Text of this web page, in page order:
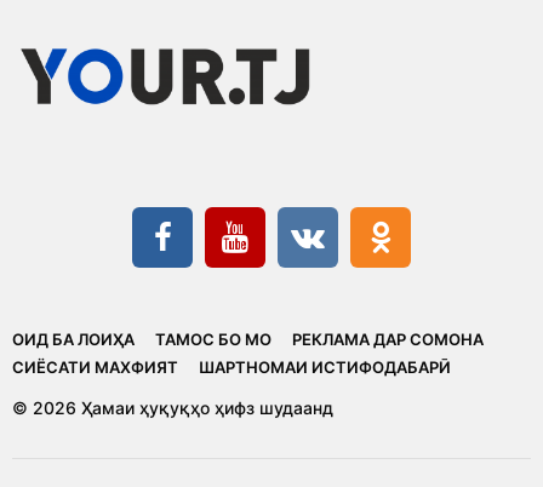
ОИД БА ЛОИҲА ТАМОС БО МО
РЕКЛАМА ДАР СОМОНА
CИЁСАТИ МАХФИЯТ
ШАРТНОМАИ ИСТИФОДАБАРӢ
© 2026 Ҳамаи ҳуқуқҳо ҳифз шудаанд